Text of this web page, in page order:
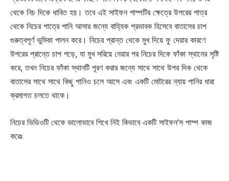
থেকে নিচ দিকে ধাবিত হয়। তবে এই সাইফন পাম্পটির ক্ষেত্রে উপরের পাত্র
থেকে নিচের পাত্রে পানি আসার জন্যে বাহ্যিক প্রভাবক হিসেবে বাতাসের চাপ
গুরুত্বপূর্ণ ভুমিকা পালন করে। নিচের প্রান্ত থেকে মুখ দিয়ে ফু দেয়ার কারণে
উপরের প্রান্তে চাপ পড়ে, যা মুখ সরিয়ে নেয়ার পর নিচের দিকে ফাঁকা স্থানের সৃষ্টি
করে, তখন নিচের ফাঁকা স্থানটি পূরণ করার জন্যে সাথে সাথে উপর দিক থেকে
বাতাসের সাথে সাথে কিছু পানিও চলে আসে এবং একটি মোটরের ন্যায় পানির ধারা
ক্রমাগত চলতে থাকে।
নিচের ভিডিওটি থেকে ভালোভাবে শিখে নিই কিভাবে একটি সাইফন’স পাম্প কাজ
করেঃ